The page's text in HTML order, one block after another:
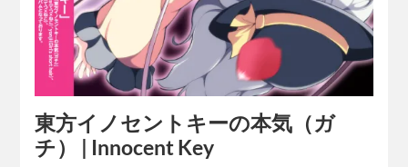
東方イノセントキーの本気（ガ
チ） | Innocent Key